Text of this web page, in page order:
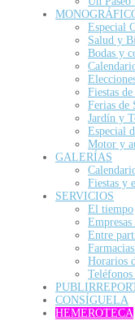
Especial
Salud y
Bodas y
Fiestas
Ferias de
Jardín y
Especial
Motor y
GALERÍAS
Fiestas y
SERVICIOS
El tiempo
Entre
Horarios
CONSÍGUELA
HEMEROTECA